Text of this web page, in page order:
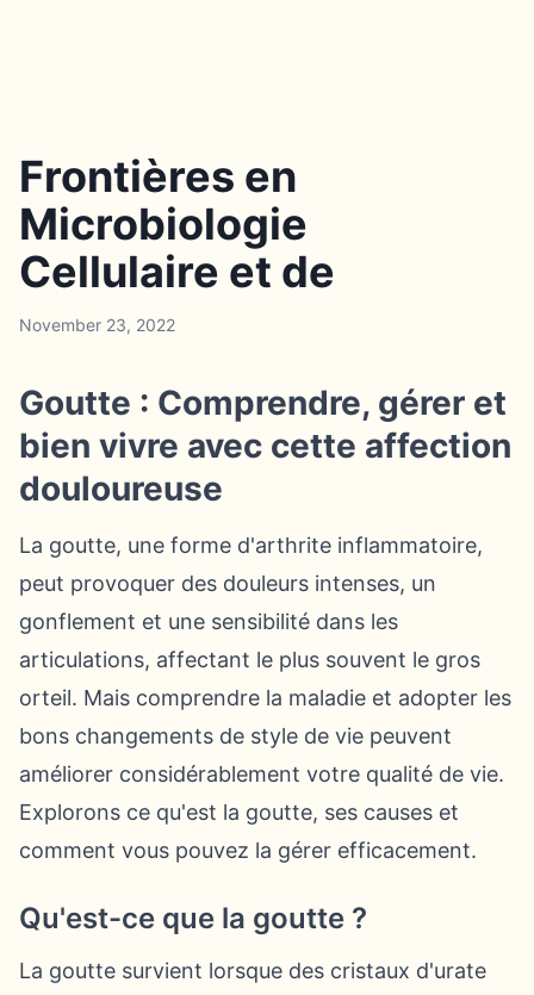
Frontières en
Microbiologie
Cellulaire et de
November 23, 2022
Goutte : Comprendre, gérer et
bien vivre avec cette affection
douloureuse
La goutte, une forme d'arthrite inflammatoire,
peut provoquer des douleurs intenses, un
gonflement et une sensibilité dans les
articulations, affectant le plus souvent le gros
orteil. Mais comprendre la maladie et adopter les
bons changements de style de vie peuvent
améliorer considérablement votre qualité de vie.
Explorons ce qu'est la goutte, ses causes et
comment vous pouvez la gérer efficacement.
Qu'est-ce que la goutte ?
La goutte survient lorsque des cristaux d'urate